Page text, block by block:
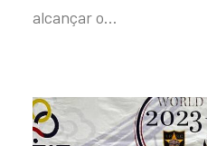
alcançar o…